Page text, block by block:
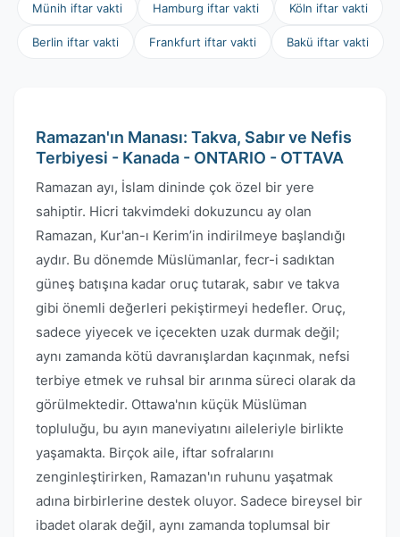
Münih iftar vakti Hamburg iftar vakti Köln iftar vakti
Berlin iftar vakti Frankfurt iftar vakti Bakü iftar vakti
Ramazan'ın Manası: Takva, Sabır ve Nefis
Terbiyesi - Kanada - ONTARIO - OTTAVA
Ramazan ayı, İslam dininde çok özel bir yere
sahiptir. Hicri takvimdeki dokuzuncu ay olan
Ramazan, Kur'an-ı Kerim’in indirilmeye başlandığı
aydır. Bu dönemde Müslümanlar, fecr-i sadıktan
güneş batışına kadar oruç tutarak, sabır ve takva
gibi önemli değerleri pekiştirmeyi hedefler. Oruç,
sadece yiyecek ve içecekten uzak durmak değil;
aynı zamanda kötü davranışlardan kaçınmak, nefsi
terbiye etmek ve ruhsal bir arınma süreci olarak da
görülmektedir. Ottawa'nın küçük Müslüman
topluluğu, bu ayın maneviyatını aileleriyle birlikte
yaşamakta. Birçok aile, iftar sofralarını
zenginleştirirken, Ramazan'ın ruhunu yaşatmak
adına birbirlerine destek oluyor. Sadece bireysel bir
ibadet olarak değil, aynı zamanda toplumsal bir